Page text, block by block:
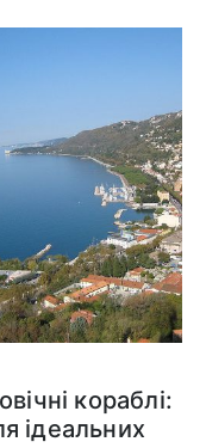
кораблі:
ідеальних